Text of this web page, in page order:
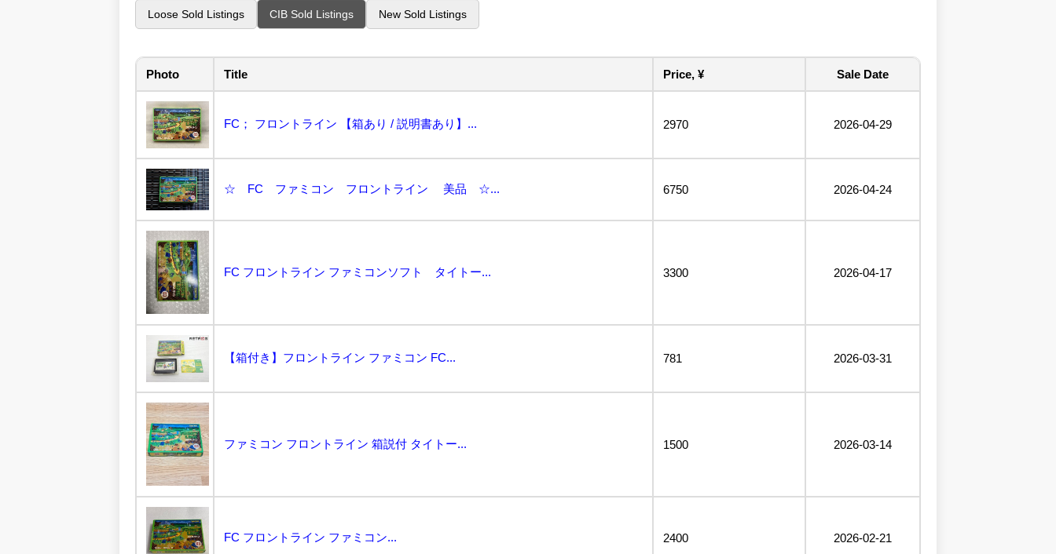
Loose Sold Listings CIB Sold Listings New Sold Listings
Photo Title Price, ¥ Sale Date
FC； フロントライン 【箱あり / 説明書あり】... 2970 2026-04-29
☆ FC ファミコン フロントライン 美品 ☆... 6750 2026-04-24
FC フロントライン ファミコンソフト タイトー... 3300 2026-04-17
【箱付き】フロントライン ファミコン FC... 781 2026-03-31
ファミコン フロントライン 箱説付 タイトー... 1500 2026-03-14
FC フロントライン ファミコン... 2400 2026-02-21